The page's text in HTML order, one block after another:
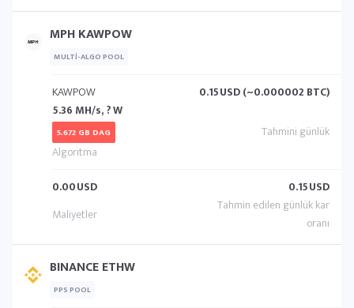
MPH KAWPOW
MULTI-ALGO POOL
KAWPOW
5.36 MH/s, ? W
5.672 GB DAG
0.15USD (~0.000002 BTC)
0.00USD 0.15USD
BINANCE ETHW
PPS POOL